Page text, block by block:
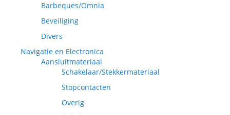
Barbeques/Omnia
Beveiliging
Divers
Navigatie en Electronica
Aansluitmateriaal
Schakelaar/Stekkermateriaal
Stopcontacten
Overig